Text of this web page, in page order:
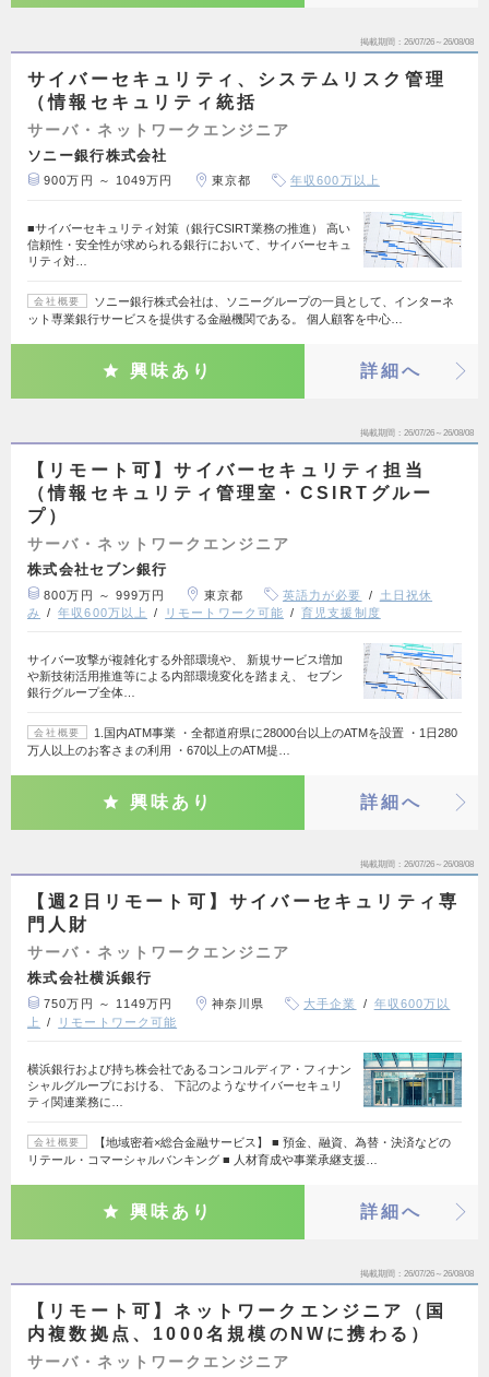
掲載期間 26/07/26～26/08/08
サイバーセキュリティ、システムリスク管理
（情報セキュリティ統括
サーバ・ネットワークエンジニア
ソニー銀行株式会社
900万円 ～ 1049万円 東京都 年収600万以上
■サイバーセキュリティ対策（銀行CSIRT業務の推進） 高い
信頼性・安全性が求められる銀行において、サイバーセキュ
リティ対…
会社概要
ソニー銀行株式会社は、ソニーグループの一員として、インターネ
ット専業銀行サービスを提供する金融機関である。 個人顧客を中心…
興味あり 詳細へ
掲載期間 26/07/26～26/08/08
【リモート可】サイバーセキュリティ担当
（情報セキュリティ管理室・CSIRTグルー
プ）
サーバ・ネットワークエンジニア
株式会社セブン銀行
800万円 ～ 999万円 東京都 英語力が必要
土日祝休
み
年収600万以上 リモートワーク可能 育児支援制度
サイバー攻撃が複雑化する外部環境や、 新規サービス増加
や新技術活用推進等による内部環境変化を踏まえ、 セブン
銀行グループ全体…
会社概要
1.国内ATM事業 ・全都道府県に28000台以上のATMを設置 ・1日280
万人以上のお客さまの利用 ・670以上のATM提…
興味あり 詳細へ
掲載期間 26/07/26～26/08/08
【週2日リモート可】サイバーセキュリティ専
門人財
サーバ・ネットワークエンジニア
株式会社横浜銀行
750万円 ～ 1149万円 神奈川県 大手企業
年収600万以
上
リモートワーク可能
横浜銀行および持ち株会社であるコンコルディア・フィナン
シャルグループにおける、 下記のようなサイバーセキュリ
ティ関連業務に…
会社概要
【地域密着×総合金融サービス】 ■ 預金、融資、為替・決済などの
リテール・コマーシャルバンキング ■ 人材育成や事業承継支援…
興味あり 詳細へ
掲載期間 26/07/26～26/08/08
【リモート可】ネットワークエンジニア（国
内複数拠点、1000名規模のNWに携わる）
サーバ・ネットワークエンジニア